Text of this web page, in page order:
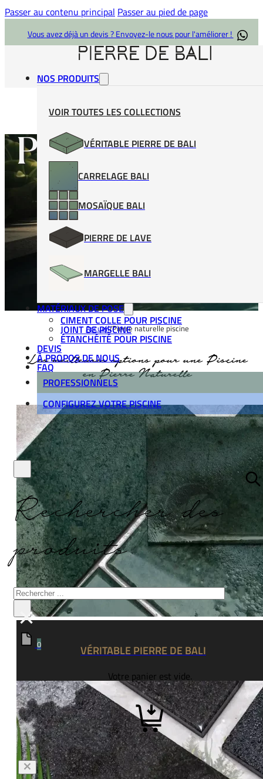
Passer au contenu principal Passer au pied de page
Vous avez déjà un devis ? Envoyez-le nous pour l'améliorer !
NOS PRODUITS
VOIR TOUTES LES COLLECTIONS
VÉRITABLE PIERRE DE BALI
CARRELAGE BALI
MOSAÏQUE BALI
PIERRE DE LAVE
MARGELLE BALI
MATÉRIAUX DE POSE
CIMENT COLLE POUR PISCINE
JOINT DE PISCINE
ÉTANCHÉITÉ POUR PISCINE
DEVIS
À PROPOS DE NOUS
FAQ
PROFESSIONNELS
CONFIGUREZ VOTRE PISCINE
Rechercher des
produits
Rechercher
×
0
Votre panier est vide.
Pierre naturelle
piscine
Accueil/Pierre naturelle piscine
Les meilleures options pour une Piscine
en Pierre Naturelle
VÉRITABLE PIERRE DE BALI